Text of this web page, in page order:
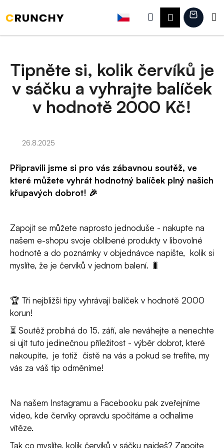
na
obsah
HledatPřihlášení
košík
Tipněte si, kolik červíků je
v sáčku a vyhrajte balíček
v hodnotě 2000 Kč!
26.8.2025
Připravili jsme si pro vás zábavnou soutěž, ve
které můžete vyhrát hodnotný balíček plný našich
křupavých dobrot! 🎉
Zapojit se můžete naprosto jednoduše - nakupte na
našem e-shopu svoje oblíbené produkty v libovolné
hodnotě a do poznámky v objednávce napište, kolik si
myslíte, že je červíků v jednom balení. 🐛
🏆 Tři nejbližší tipy vyhrávají balíček v hodnotě 2000
korun!
⏳ Soutěž probíhá do 15. září, ale neváhejte a nenechte
si ujít tuto jedinečnou příležitost - výběr dobrot, které
nakoupíte, je totiž čistě na vás a pokud se trefíte, my
vás za váš tip odměníme!
Na našem Instagramu a Facebooku pak zveřejníme
video, kde červíky opravdu spočítáme a odhalíme
vítěze.
Tak co myslíte, kolik červíků v sáčku najdeš? Zapojte
o
š
Zpět
Zpět
o
p
b
u
j
t
e
n
a
í
t
?
D